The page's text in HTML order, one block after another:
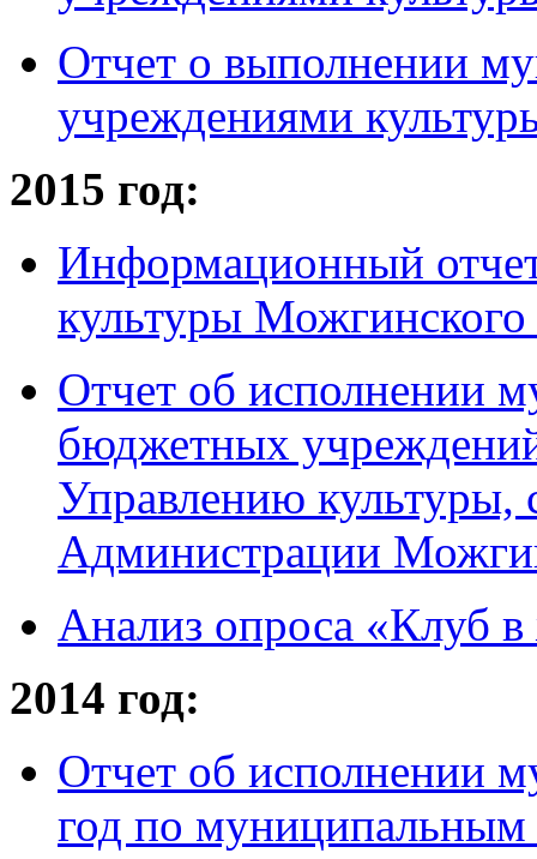
Отчет о выполнении
учреждениями
2015 год:
Информационный
культуры
Отчет об исполнении
бюджетных
Управлению культуры,
Администрации
Анализ опроса «Клуб
2014 год:
Отчет об исполнении
год по